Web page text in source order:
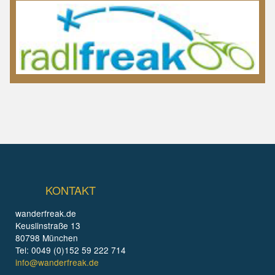
KONTAKT
wanderfreak.de
Keuslinstraße 13
80798 München
Tel: 0049 (0)152 59 222 714
info@wanderfreak.de